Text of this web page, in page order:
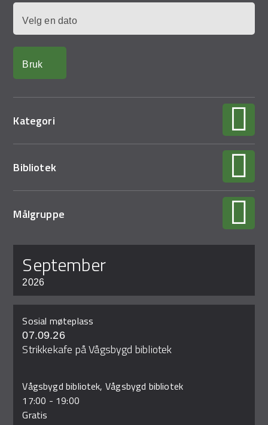
Kategori
Bibliotek
Målgruppe
september
2026
Sosial møteplass
07.09.26
Strikkekafe på Vågsbygd bibliotek
Vågsbygd bibliotek, Vågsbygd bibliotek
17:00 - 19:00
Gratis